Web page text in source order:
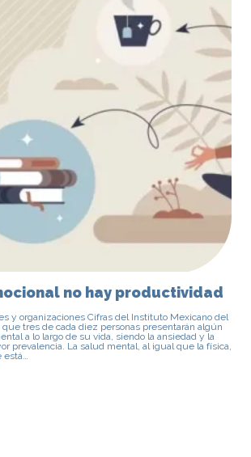
no hay productividad
y organizaciones Cifras del Instituto Mexicano del
que tres de cada diez personas presentarán algún
a lo largo de su vida, siendo la ansiedad y la
prevalencia. La salud mental, al igual que la física,
está…